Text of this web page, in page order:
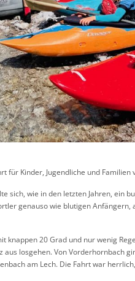
für Kinder, Jugendliche und Familien
sich, wie in den letzten Jahren, ein
genauso wie blutigen
knappen 20 Grad und nur wenig
losgehen. Von Vorderhornbach
am Lech. Die Fahrt war